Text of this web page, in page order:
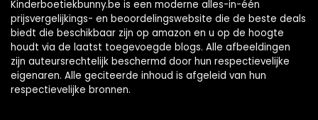
Kinderboetiekbunny.be is een moderne alles-in-één
prijsvergelijkings- en beoordelingswebsite die de beste deals
biedt die beschikbaar zijn op amazon en u op de hoogte
houdt via de laatst toegevoegde blogs. Alle afbeeldingen
zijn auteursrechtelijk beschermd door hun respectievelijke
eigenaren. Alle geciteerde inhoud is afgeleid van hun
respectievelijke bronnen.